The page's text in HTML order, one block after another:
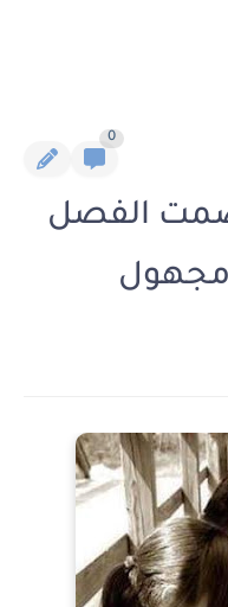
0
صمت الفصل